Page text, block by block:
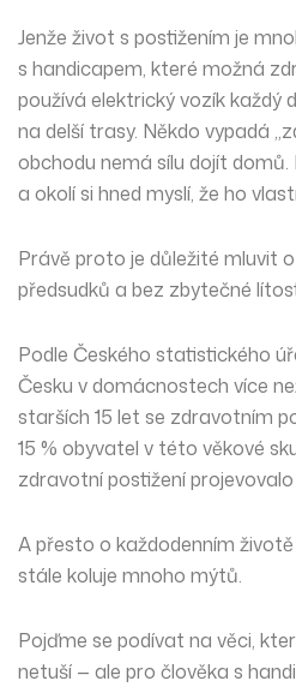
Jenže život s postižením je
s handicapem, které možná
používá elektrický vozík každý
na delší trasy. Někdo vypadá
obchodu nemá sílu dojít
a okolí si hned myslí, že ho
Právě proto je důležité mluvit
předsudků a bez zbytečné
Podle Českého statistického
Česku v domácnostech více
starších 15 let se zdravotním
15 % obyvatel v této věkové
zdravotní postižení
A přesto o každodenním
stále koluje mnoho mýtů.
Pojďme se podívat na věci,
netuší — ale pro člověka s